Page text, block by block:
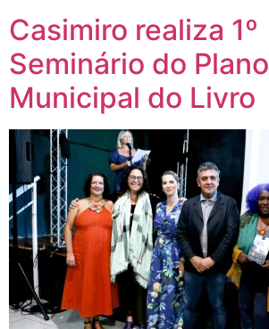
Casimiro realiza 1º
Seminário do Plano
Municipal do Livro